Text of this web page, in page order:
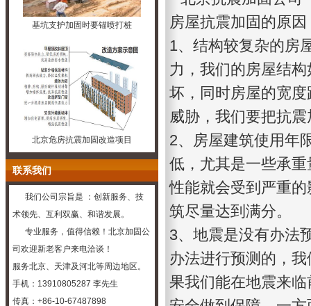
基坑支护加固时要锚喷打桩
北京危房抗震加固改造项目
联系我们
我们公司宗旨是 ：创新服务、技
术领先、互利双赢、和谐发展。
专业服务，值得信赖！ 北京加固公
司 欢迎新老客户来电洽谈！
服务北京、天津及河北等周边地区。
手机：13910805287 李先生
传真：+86-10-67487898
房屋抗震加固的原因
1、结构较复杂的房
力，我们的房屋结
坏，同时房屋的宽
威胁，我们要把抗
2、房屋建筑使用年
低，尤其是一些承
性能就会受到严重
筑尽量达到满分。
3、地震是没有办法
办法进行预测的，
果我们能在地震来